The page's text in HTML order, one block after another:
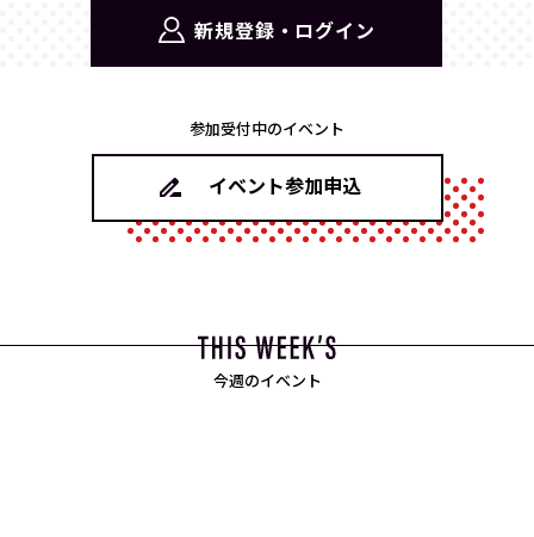
新規登録・ログイン
参加受付中のイベント
イベント参加申込
今週のイベント